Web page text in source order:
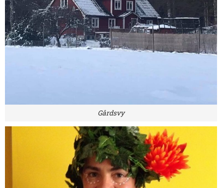
Gårdsvy